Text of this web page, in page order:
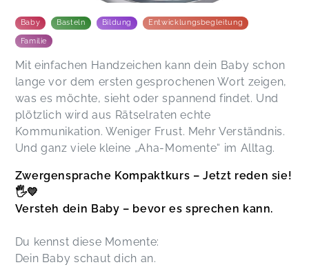
Baby Basteln Bildung Entwicklungsbegleitung
Familie
Mit einfachen Handzeichen kann dein Baby schon
lange vor dem ersten gesprochenen Wort zeigen,
was es möchte, sieht oder spannend findet. Und
plötzlich wird aus Rätselraten echte
Kommunikation. Weniger Frust. Mehr Verständnis.
Und ganz viele kleine „Aha-Momente“ im Alltag.
Zwergensprache Kompaktkurs – Jetzt reden sie!
🖐️💛
Versteh dein Baby – bevor es sprechen kann.
Du kennst diese Momente:
Dein Baby schaut dich an.